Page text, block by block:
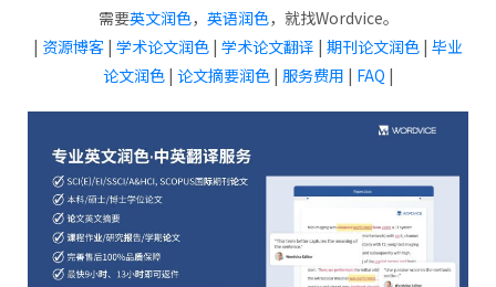
需要英文润色， 英语润色，就找Wordvice。
| 资源博客 | 学术论文润色 | 学术论文翻译 | 期刊论文润色 | 毕业
论文润色| 论文摘要润色| 服务费用 | FAQ |